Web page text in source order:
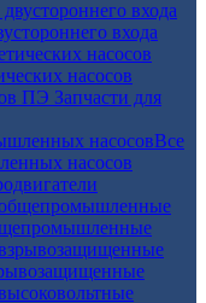
входа
насосов
Запчасти для
Все
насосов